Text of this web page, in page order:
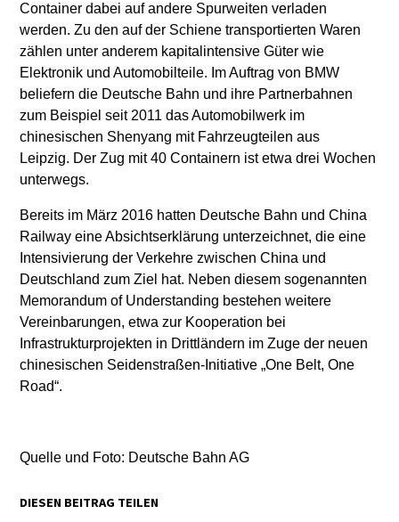
Container dabei auf andere Spurweiten verladen
werden. Zu den auf der Schiene transportierten Waren
zählen unter anderem kapitalintensive Güter wie
Elektronik und Automobilteile. Im Auftrag von BMW
beliefern die Deutsche Bahn und ihre Partnerbahnen
zum Beispiel seit 2011 das Automobilwerk im
chinesischen Shenyang mit Fahrzeugteilen aus
Leipzig. Der Zug mit 40 Containern ist etwa drei Wochen
unterwegs.
Bereits im März 2016 hatten Deutsche Bahn und China
Railway eine Absichtserklärung unterzeichnet, die eine
Intensivierung der Verkehre zwischen China und
Deutschland zum Ziel hat. Neben diesem sogenannten
Memorandum of Understanding bestehen weitere
Vereinbarungen, etwa zur Kooperation bei
Infrastrukturprojekten in Drittländern im Zuge der neuen
chinesischen Seidenstraßen-Initiative „One Belt, One
Road“.
Quelle und Foto: Deutsche Bahn AG
DIESEN BEITRAG TEILEN